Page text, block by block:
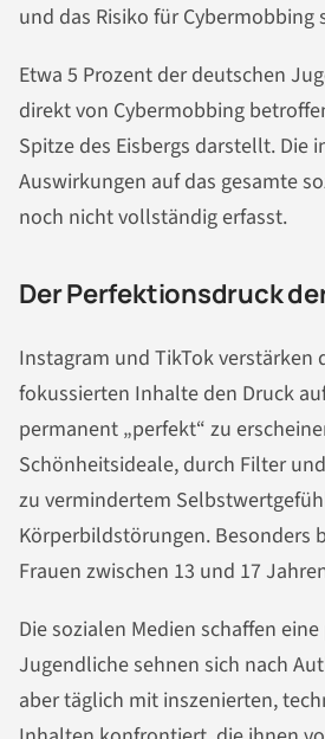
und das Risiko für Cybermobbing
Etwa 5 Prozent der deutschen
direkt von Cybermobbing
Spitze des Eisbergs darstellt. Die
Auswirkungen auf das gesamte
noch nicht vollständig erfasst.
Der Perfektionsdruck
Instagram und TikTok verstärken
fokussierten Inhalte den Druck
permanent „perfekt“ zu
Schönheitsideale, durch Filter und
zu vermindertem
Körperbildstörungen. Besonders
Frauen zwischen 13 und 17
Die sozialen Medien schaffen
Jugendliche sehnen sich nach
aber täglich mit inszenierten,